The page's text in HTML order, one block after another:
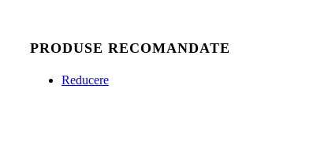
PRODUSE RECOMANDATE
Reducere